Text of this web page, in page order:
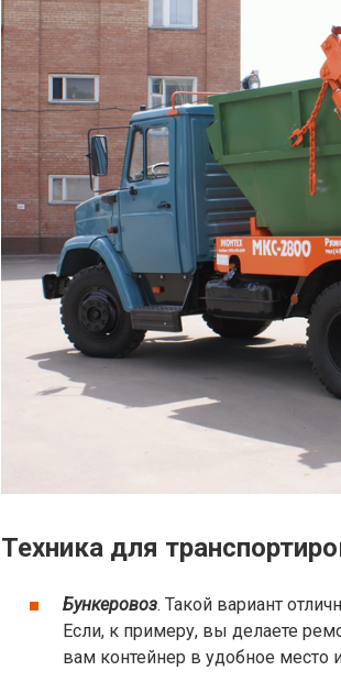
Техника для
Бункеровоз. Такой вариант
Если, к примеру, вы делаете
вам контейнер в удобное место